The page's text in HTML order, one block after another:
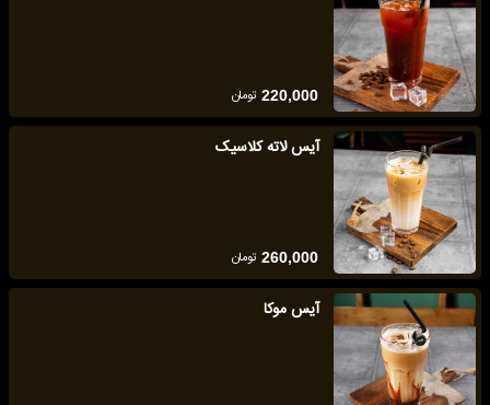
220,000 تومان
آیس لاته کلاسیک
260,000 تومان
آیس موکا